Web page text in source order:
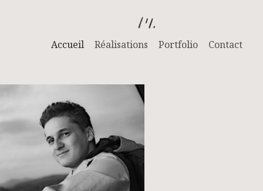
Accueil Réalisations Portfolio Contact